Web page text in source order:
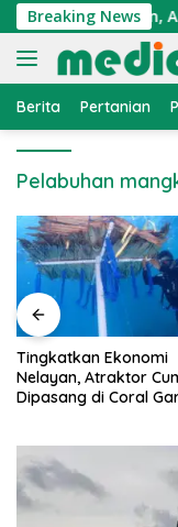
Langsung
ke
konten
Breaking News
Nelayan,
Berita Pertanian
Pelabuhan
PDKT Danau Tempe :
Pendekatan Kearifan
untuk Keberlanjutan